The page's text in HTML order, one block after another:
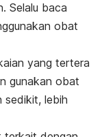
Selalu baca
obat
yang tertera
gunakan obat
sedikit, lebih